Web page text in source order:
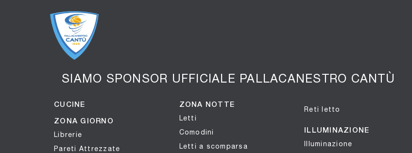
SIAMO SPONSOR UFFICIALE PALLACANESTRO CANTÙ
CUCINE
ZONA GIORNO
Librerie
Pareti Attrezzate
ZONA NOTTE
Letti
Comodini
Letti a scomparsa
Reti letto
ILLUMINAZIONE
Illuminazione